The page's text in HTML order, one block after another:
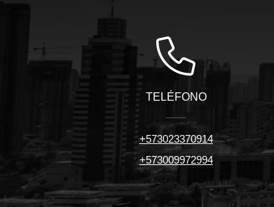
TELÉFONO
+573023370914
+573009972994